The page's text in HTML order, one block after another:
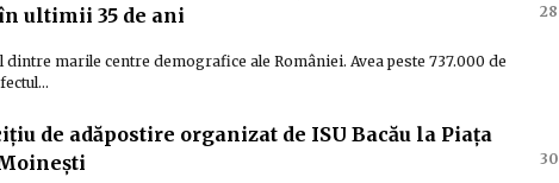
ultimii 35 de ani
28
dintre marile centre demografice ale României. Avea peste 737.000 de
de adăpostire organizat de ISU Bacău la Piața
30